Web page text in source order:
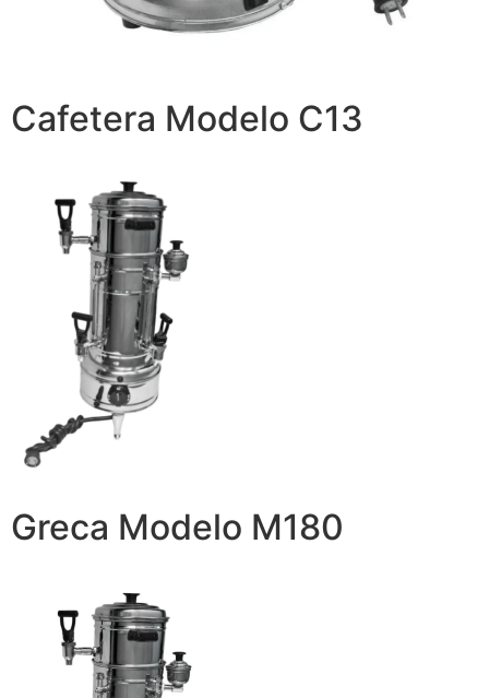
Cafetera Modelo C13
Greca Modelo M180